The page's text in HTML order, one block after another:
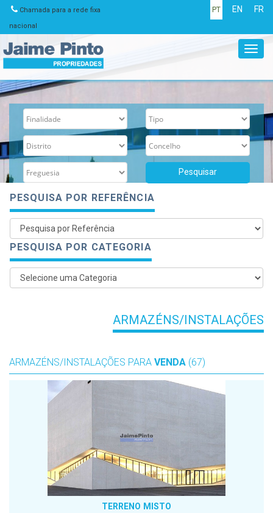
Chamada para a rede fixa
nacional
PT EN FR
PESQUISA POR REFERÊNCIA
PESQUISA POR CATEGORIA
ARMAZÉNS/INSTALAÇÕES
ARMAZÉNS/INSTALAÇÕES PARA VENDA (67)
TERRENO MISTO